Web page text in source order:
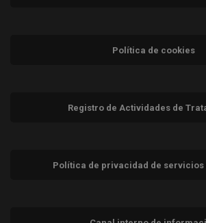
Política de cookies
Registro de Actividades de
Política de privacidad de